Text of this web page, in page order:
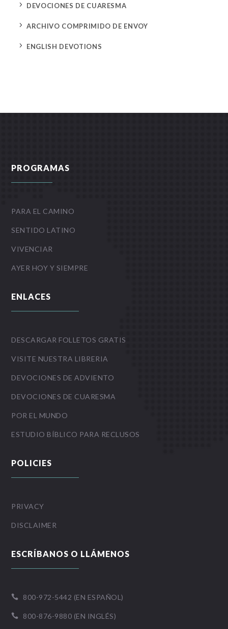
5 DEVOCIONES DE CUARESMA
5 ARCHIVO COMPRIMIDO DE ENVOY
5 ENGLISH DEVOTIONS
PROGRAMAS
PARA EL CAMINO
SENTIDO LATINO
VIVENCIAR
AYER HOY Y SIEMPRE
ENLACES
DESCARGAR FOLLETOS GRATIS
VISITE NUESTRA LIBRERIA
DEVOCIONES DE ADVIENTO
DEVOCIONES DE CUARESMA
POR EL MUNDO
ESTUDIO BÍBLICO PARA RECLUSOS
POLICIES
PRIVACY
DISCLAIMER
ESCRÍBANOS O LLÁMENOS
 800-972-5442 (EN ESPAÑOL)
 800-876-9880 (EN INGLÉS)